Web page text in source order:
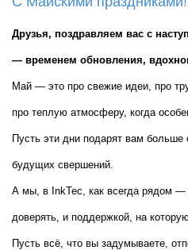
Друзья, поздравляем вас с
— временем обновления,
Май — это про свежие идеи, про
про теплую атмосферу, когда
Пусть эти дни подарят вам больше
будущих свершений.
А мы, в InkTec, как всегда рядом —
доверять, и поддержкой, на
Пусть всё, что вы задумываете,